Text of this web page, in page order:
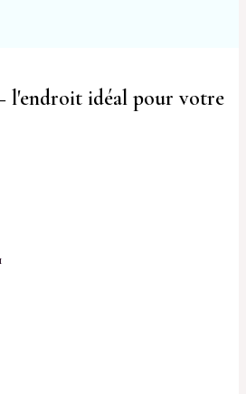
l'endroit idéal pour votre